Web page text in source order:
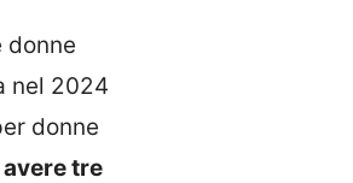
nel 2024
donne
tre